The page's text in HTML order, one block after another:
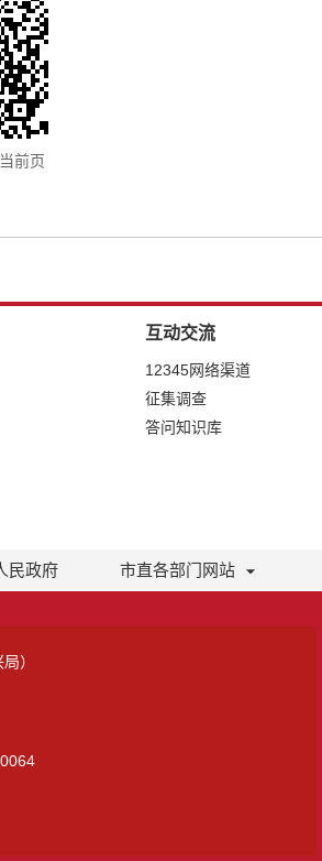
前页
互动交流
12345网络渠道
征集调查
答问知识库
民政府 市直各部门网站
）